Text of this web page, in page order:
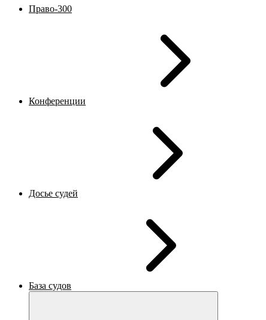
Право-300
Конференции
Досье судей
База судов